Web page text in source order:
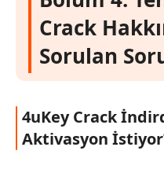
Crack
Sorulan
4uKey Crack
Aktivasyon